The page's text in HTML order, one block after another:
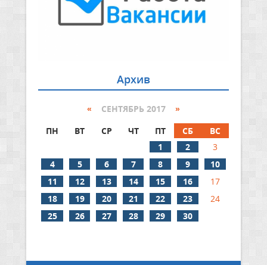
Архив
« СЕНТЯБРЬ 2017 »
ПН
ВТ СР ЧТ ПТ СБ
ВС
1
2
3
4
5 6 7 8 9
10
11
12 13 14 15 16
17
18
19 20 21 22 23
24
25
26 27 28 29 30